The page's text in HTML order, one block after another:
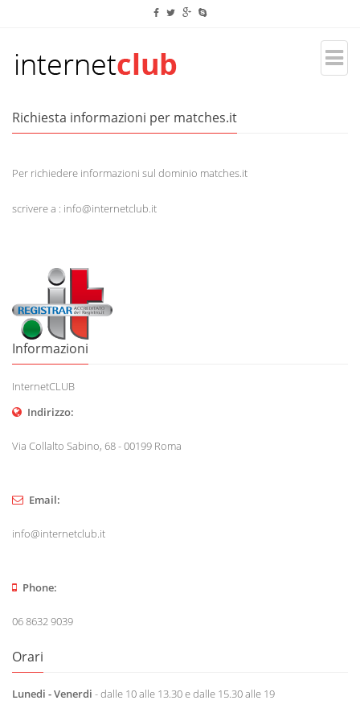
Richiesta informazioni per matches.it
Per richiedere informazioni sul dominio matches.it
scrivere a : info@internetclub.it
Informazioni
InternetCLUB
Indirizzo:
Via Collalto Sabino, 68 - 00199 Roma
Email:
info@internetclub.it
Phone:
06 8632 9039
Orari
Lunedi - Venerdi - dalle 10 alle 13.30 e dalle 15.30 alle 19